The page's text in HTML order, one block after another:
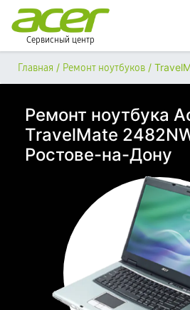
Сервисный центр
Главная / Ремонт ноутбуков /
Ремонт ноутбука
TravelMate
Ростове-на-Дону